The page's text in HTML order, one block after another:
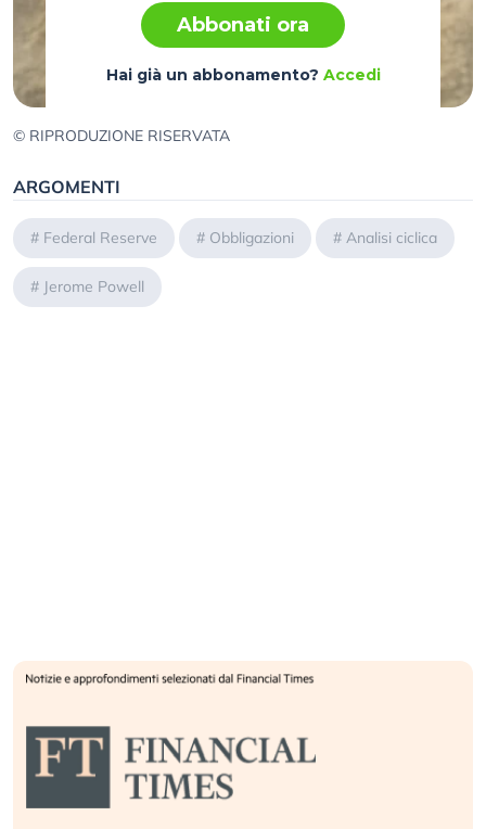
Abbonati ora
Hai già un abbonamento? Accedi
© RIPRODUZIONE RISERVATA
ARGOMENTI
# Federal Reserve # Obbligazioni # Analisi ciclica
# Jerome Powell